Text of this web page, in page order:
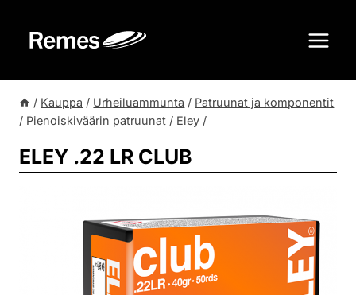
sisältöön
/ Kauppa / Urheiluammunta / Patruunat ja komponentit
/ Pienoiskiväärin patruunat / Eley /
ELEY .22 LR CLUB